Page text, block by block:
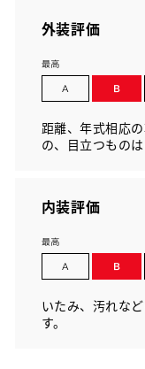
外装評価
距離、年式相応
の、目立つもの
内装評価
いたみ、汚れな
す。